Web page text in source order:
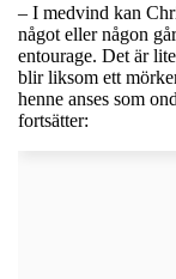
– I medvind kan
något eller någon
entourage. Det är
blir liksom ett
henne anses som
fortsätter: